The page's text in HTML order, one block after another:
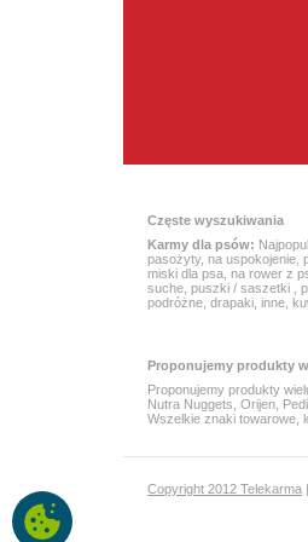
Częste wyszukiwania
Karmy dla psów:
pasożyty, na uspokojenie
miski dla psa na rower z
suche puszki / saszetki
podróżne drapaki inne
Proponujemy produkty
Proponujemy produkty
Nutra Nuggets , Orijen,
Wszelkie znaki towarowe,
Copyright 2012 Telekarma |